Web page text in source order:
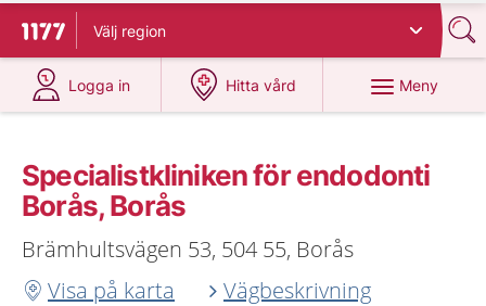
Till startsidan för 1177
Välj region
Logga in
på 1177.se
Hitta vård
på 1177.se
Meny
Specialistkliniken för endodonti
Borås, Borås
Brämhultsvägen 53, 504 55, Borås
Visa på karta
Vägbeskrivning